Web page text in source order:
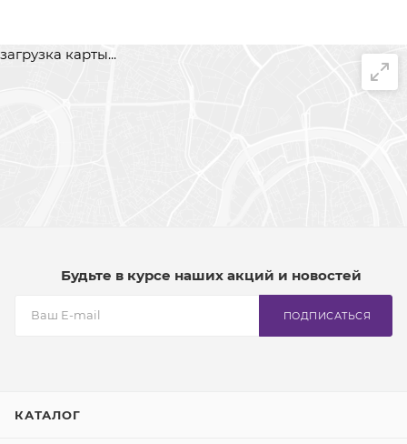
загрузка карты...
Будьте в курсе наших акций и новостей
ПОДПИСАТЬСЯ
КАТАЛОГ